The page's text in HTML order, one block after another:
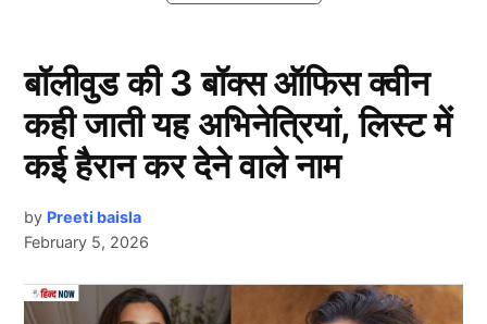
बॉलीवुड की 3 बॉक्स ऑफिस क्वीन
कही जाती यह अभिनेत्रियां, लिस्ट में
कई हैरान कर देने वाले नाम
by Preeti baisla
February 5, 2026